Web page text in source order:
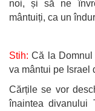
noi, și să ne
mântuiți, ca un
Stih:Că la Domnul
va mântui pe Israel
Cărțile se vor
înaintea divanului